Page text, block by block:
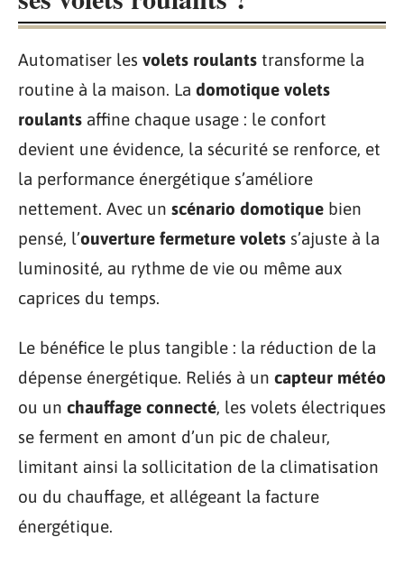
Automatiser les volets roulants transforme la
routine à la maison. La domotique volets
roulants affine chaque usage : le confort
devient une évidence, la sécurité se renforce, et
la performance énergétique s’améliore
nettement. Avec un scénario domotique bien
pensé, l’ouverture fermeture volets s’ajuste à la
luminosité, au rythme de vie ou même aux
caprices du temps.
Le bénéfice le plus tangible : la réduction de la
dépense énergétique. Reliés à un capteur météo
ou un chauffage connecté, les volets électriques
se ferment en amont d’un pic de chaleur,
limitant ainsi la sollicitation de la climatisation
ou du chauffage, et allégeant la facture
énergétique.